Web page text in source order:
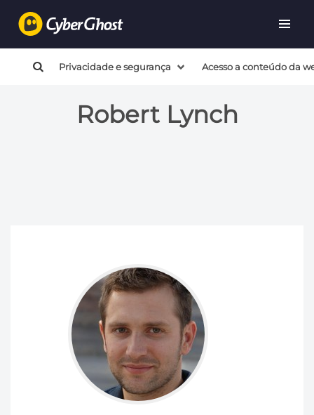
Privacidade e segurança Acesso a conteúdo da
Robert Lynch